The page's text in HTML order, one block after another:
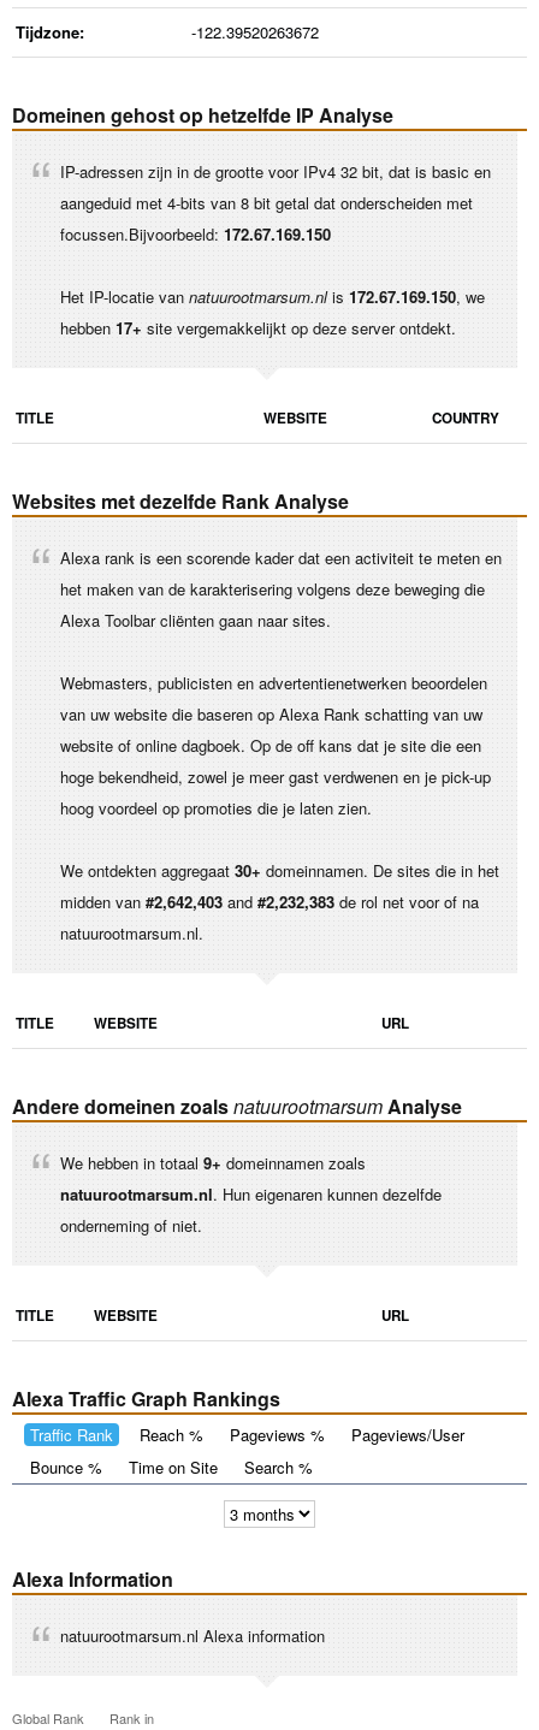
Tijdzone: -122.39520263672
Domeinen gehost op hetzelfde IP Analyse
IP-adressen zijn in de grootte voor IPv4 32 bit, dat is basic en
aangeduid met 4-bits van 8 bit getal dat onderscheiden met
focussen.Bijvoorbeeld: 172.67.169.150
Het IP-locatie van natuurootmarsum.nlis 172.67.169.150, we
hebben 17+ site vergemakkelijkt op deze server ontdekt.
TITLE WEBSITE COUNTRY
Websites met dezelfde Rank Analyse
Alexa rank is een scorende kader dat een activiteit te meten en
het maken van de karakterisering volgens deze beweging die
Alexa Toolbar cliënten gaan naar sites.
Webmasters, publicisten en advertentienetwerken beoordelen
van uw website die baseren op Alexa Rank schatting van uw
website of online dagboek. Op de off kans dat je site die een
hoge bekendheid, zowel je meer gast verdwenen en je pick-up
hoog voordeel op promoties die je laten zien.
We ontdekten aggregaat 30+ domeinnamen. De sites die in het
midden van #2,642,403 and #2,232,383 de rol net voor of na
natuurootmarsum.nl.
TITLE WEBSITE URL
Andere domeinen zoalsnatuurootmarsumAnalyse
We hebben in totaal 9+ domeinnamen zoals
natuurootmarsum.nl. Hun eigenaren kunnen dezelfde
onderneming of niet.
TITLE WEBSITE URL
Alexa Traffic Graph Rankings
Traffic Rank Reach % Pageviews %
Pageviews/User
Bounce %
Time on Site Search %
Alexa Information
natuurootmarsum.nl Alexa information
Global Rank Rank in